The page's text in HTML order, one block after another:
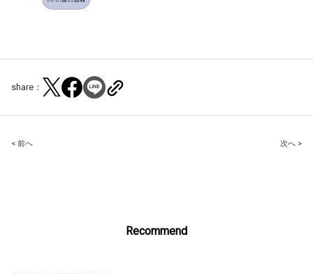
share：
Post
< 前へ 次へ >
Recommend